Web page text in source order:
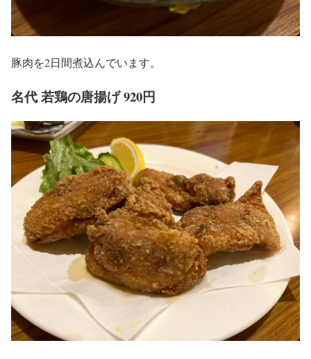
豚肉を2日間煮込んでいます。
名代 若鶏の唐揚げ 920円